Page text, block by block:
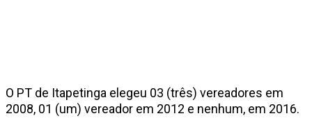
O PT de Itapetinga elegeu 03 (três) vereadores em
2008, 01 (um) vereador em 2012 e nenhum, em 2016.